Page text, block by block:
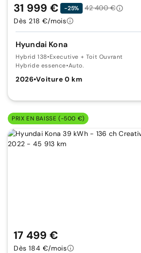
Hyundai Kona
Hybrid 138•Executive + Toit Ouvrant
Hybride essence•Auto.
2026•Voiture 0 km
31 999 € -25%
42 400 €
Dès 218 €/mois
PRIX EN BAISSE (-500 €)
17 499 €
Dès 184 €/mois